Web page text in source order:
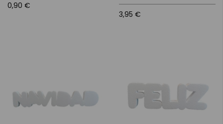
0,90 €
3,95 €